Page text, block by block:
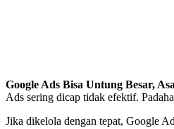
Google Ads Bisa Untung Besar,
Ads sering dicap tidak efektif.
Jika dikelola dengan tepat, Google